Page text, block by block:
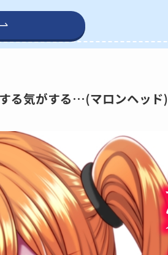
る気がする…(マロンヘッド)